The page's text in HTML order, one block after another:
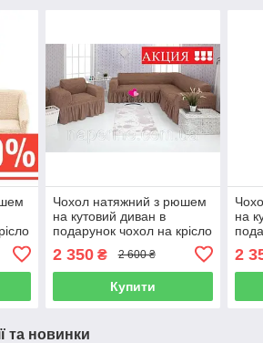
Чохол натяжний з рюшем
на кутовий диван в
подарунок чохол на крісло
2 350₴ 2 600 ₴
Купити
на
2
та новинки